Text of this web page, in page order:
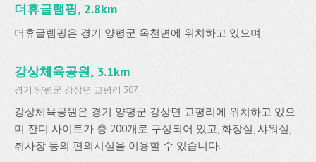
더휴글램핑, 2.8km
더휴글램핑은 경기 양평군 옥천면에 위치하고 있으며
강상체육공원, 3.1km
경기 양평군 강상면 교평리 307
강상체육공원은 경기 양평군 강상면 교평리에 위치하고 있으
며 잔디 사이트가 총 200개로 구성되어 있고, 화장실, 샤워실,
취사장 등의 편의시설을 이용할 수 있습니다.